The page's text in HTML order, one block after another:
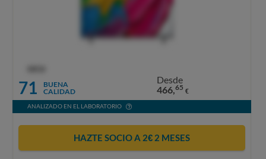
71
BUENA
CALIDAD
Desde
466,65 €
ANALIZADO EN EL LABORATORIO
HAZTE SOCIO A 2€ 2 MESES